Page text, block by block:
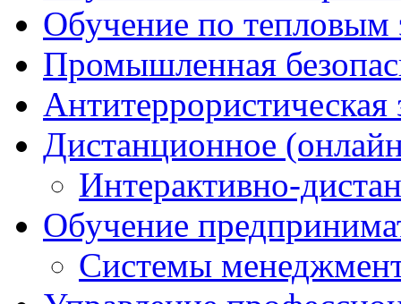
Обучение по тепловым
Промышленная
Дистанционное
Интерактивно-
Обучение
Системы